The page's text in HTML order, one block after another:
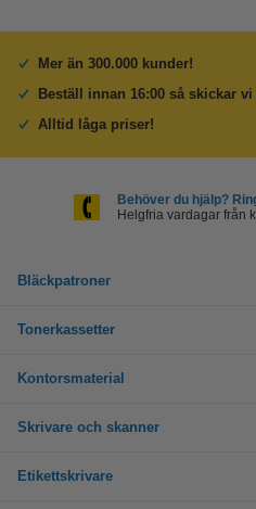
Mer än 300.000 kunder!
Beställ innan 16:00 så skickar
Alltid låga priser!
Behöver du hjälp?
Helgfria vardagar från
Bläckpatroner
Tonerkassetter
Kontorsmaterial
Skrivare och skanner
Etikettskrivare